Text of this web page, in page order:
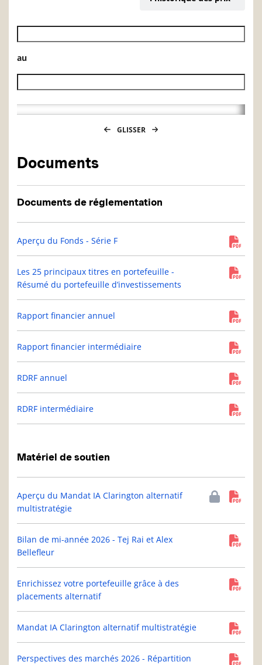
Date de début de l’historique des VL
au
Date de fin de l’historique des VL
GLISSER
Documents
Documents de réglementation
Aperçu du Fonds - Série F
Les 25 principaux titres en portefeuille -
Résumé du portefeuille d’investissements
Rapport financier annuel
Rapport financier intermédiaire
RDRF annuel
RDRF intermédiaire
Matériel de soutien
Aperçu du Mandat IA Clarington alternatif
multistratégie
Bilan de mi-année 2026 - Tej Rai et Alex
Bellefleur
Enrichissez votre portefeuille grâce à des
placements alternatif
Mandat IA Clarington alternatif multistratégie
Perspectives des marchés 2026 - Répartition